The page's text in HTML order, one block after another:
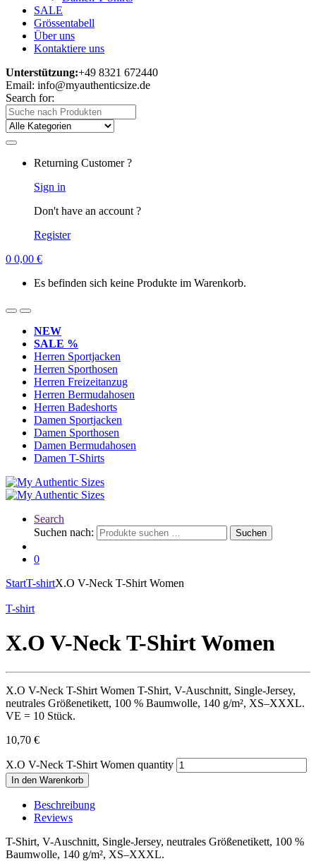
SALE
Grössentabell
Über uns
Kontaktiere uns
Unterstützung:+49 8321 672440
Email: info@myauthenticsize.de
Search for:
Returning Customer ?
Sign in
Don't have an account ?
Register
0 0,00 €
Es befinden sich keine Produkte im Warenkorb.
NEW
SALE %
Herren Sportjacken
Herren Sporthosen
Herren Freizeitanzug
Herren Bermudahosen
Herren Badeshorts
Damen Sportjacken
Damen Sporthosen
Damen Bermudahosen
Damen T-Shirts
Search
Suchen nach:
Suchen
0
StartT-shirtX.O V-Neck T-Shirt Women
T-shirt
X.O V-Neck T-Shirt Women
X.O V-Neck T-Shirt Women T-Shirt, V-Auschnitt, Single-Jersey,
neutrales Größenetikett, 100 % Baumwolle, 140 g/m², XS–XXXL.
VE = 10 Stück.
10,70 €
X.O V-Neck T-Shirt Women quantity
In den Warenkorb
Beschreibung
Reviews
T-Shirt, V-Auschnitt, Single-Jersey, neutrales Größenetikett, 100 %
Baumwolle, 140 g/m², XS–XXXL.